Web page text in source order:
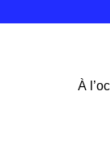
À